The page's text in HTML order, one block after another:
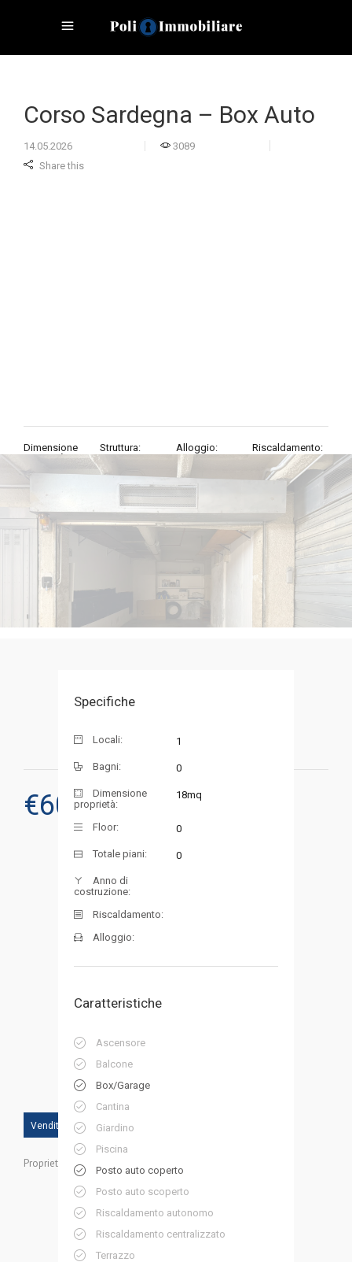
Corso Sardegna – Box Auto
14.05.2026
3089
Share this
Dimensione
proprietà:
18
mq
Struttura:
1 Camera da
letto
Alloggio: Riscaldamento:
€60.000
Vendita
Proprietà ID:
Specifiche
Locali: 1
Bagni: 0
Dimensione
proprietà:
18mq
Floor: 0
Totale piani: 0
Anno di
costruzione:
Riscaldamento:
Alloggio:
Caratteristiche
Ascensore
Balcone
Box/Garage
Cantina
Giardino
Piscina
Posto auto coperto
Posto auto scoperto
Riscaldamento autonomo
Riscaldamento centralizzato
Terrazzo